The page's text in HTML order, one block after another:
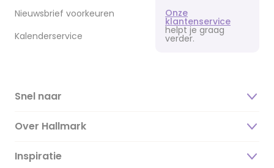
Nieuwsbrief voorkeuren
Kalenderservice
Onze
klantenservice
helpt je graag
verder.
Snel naar
Over Hallmark
Over ons
Inspiratie